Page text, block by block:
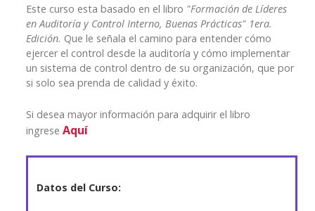
Este curso esta basado en el libro "Formación de Líderes
en Auditoría y Control Interno, Buenas Prácticas" 1era.
Edición. Que le señala el camino para entender cómo
ejercer el control desde la auditoría y cómo implementar
un sistema de control dentro de su organización, que por
si solo sea prenda de calidad y éxito.
Si desea mayor información para adquirir el libro
ingrese Aquí
Datos del Curso: